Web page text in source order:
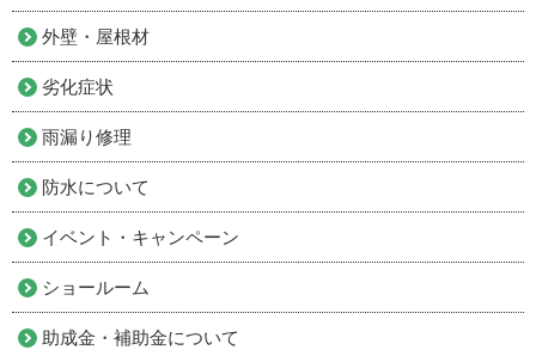
外壁・屋根材
劣化症状
雨漏り修理
防水について
イベント・キャンペーン
ショールーム
助成金・補助金について